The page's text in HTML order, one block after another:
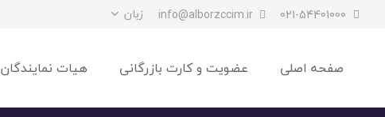
021-54401000
info@alborzccim.ir زبان
صفحه اصلی عضویت و کارت بازرگانی هیات نمایندگان